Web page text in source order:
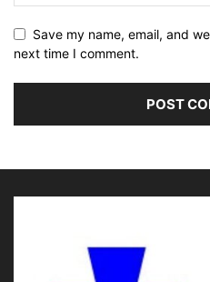
Save my name, email, and
next time I comment.